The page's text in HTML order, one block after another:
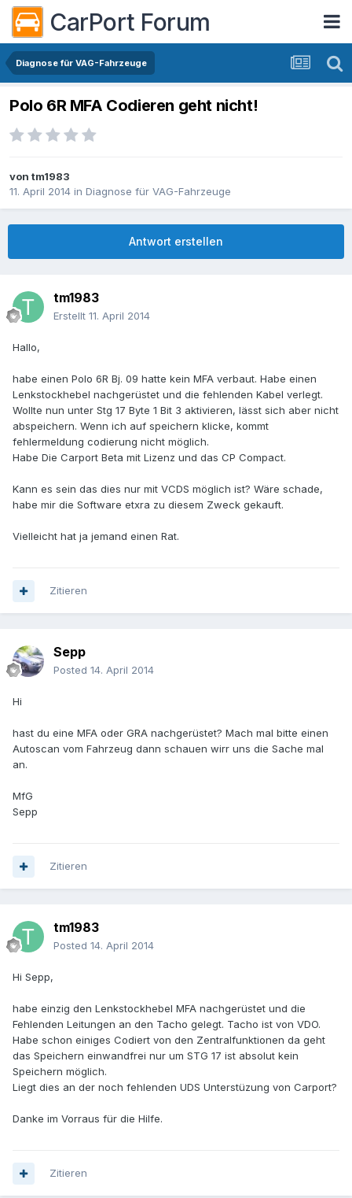
CarPort Forum
Diagnose für VAG-Fahrzeuge
Polo 6R MFA Codieren geht nicht!
von tm1983
11. April 2014 in Diagnose für VAG-Fahrzeuge
Antwort erstellen
tm1983
Erstellt 11. April 2014
Hallo,
habe einen Polo 6R Bj. 09 hatte kein MFA verbaut. Habe einen
Lenkstockhebel nachgerüstet und die fehlenden Kabel verlegt.
Wollte nun unter Stg 17 Byte 1 Bit 3 aktivieren, lässt sich aber nicht
abspeichern. Wenn ich auf speichern klicke, kommt
fehlermeldung codierung nicht möglich.
Habe Die Carport Beta mit Lizenz und das CP Compact.
Kann es sein das dies nur mit VCDS möglich ist? Wäre schade,
habe mir die Software etxra zu diesem Zweck gekauft.
Vielleicht hat ja jemand einen Rat.
Zitieren
Sepp
Posted 14. April 2014
Hi
hast du eine MFA oder GRA nachgerüstet? Mach mal bitte einen
Autoscan vom Fahrzeug dann schauen wirr uns die Sache mal
an.
MfG
Sepp
Zitieren
tm1983
Posted 14. April 2014
Hi Sepp,
habe einzig den Lenkstockhebel MFA nachgerüstet und die
Fehlenden Leitungen an den Tacho gelegt. Tacho ist von VDO.
Habe schon einiges Codiert von den Zentralfunktionen da geht
das Speichern einwandfrei nur um STG 17 ist absolut kein
Speichern möglich.
Liegt dies an der noch fehlenden UDS Unterstüzung von Carport?
Danke im Vorraus für die Hilfe.
Zitieren